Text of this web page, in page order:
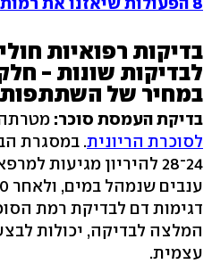
בדיקות רפואיות
לבדיקות שונות -
במחיר של
בדיקת העמסת סוכר:
לסוכרת הריונית. במסגרת
דגימות דם לבדיקת רמת
המלצה לבדיקה, יכולות
עצמית.